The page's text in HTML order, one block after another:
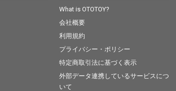
What is OTOTOY?
会社概要
利用規約
プライバシー・ポリシー
特定商取引法に基づく表示
外部データ連携しているサービスにつ
いて